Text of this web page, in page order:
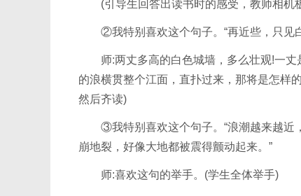
(引导生回答出读书时的感受，教师相机板
②我特别喜欢这个句子。“再近些，只见
师:两丈多高的白色城墙，多么壮观!一丈
的浪横贯整个江面，直扑过来，那将是怎样
然后齐读)
③我特别喜欢这个句子。“浪潮越来越近，
崩地裂，好像大地都被震得颤动起来。”
师:喜欢这句的举手。(学生全体举手)